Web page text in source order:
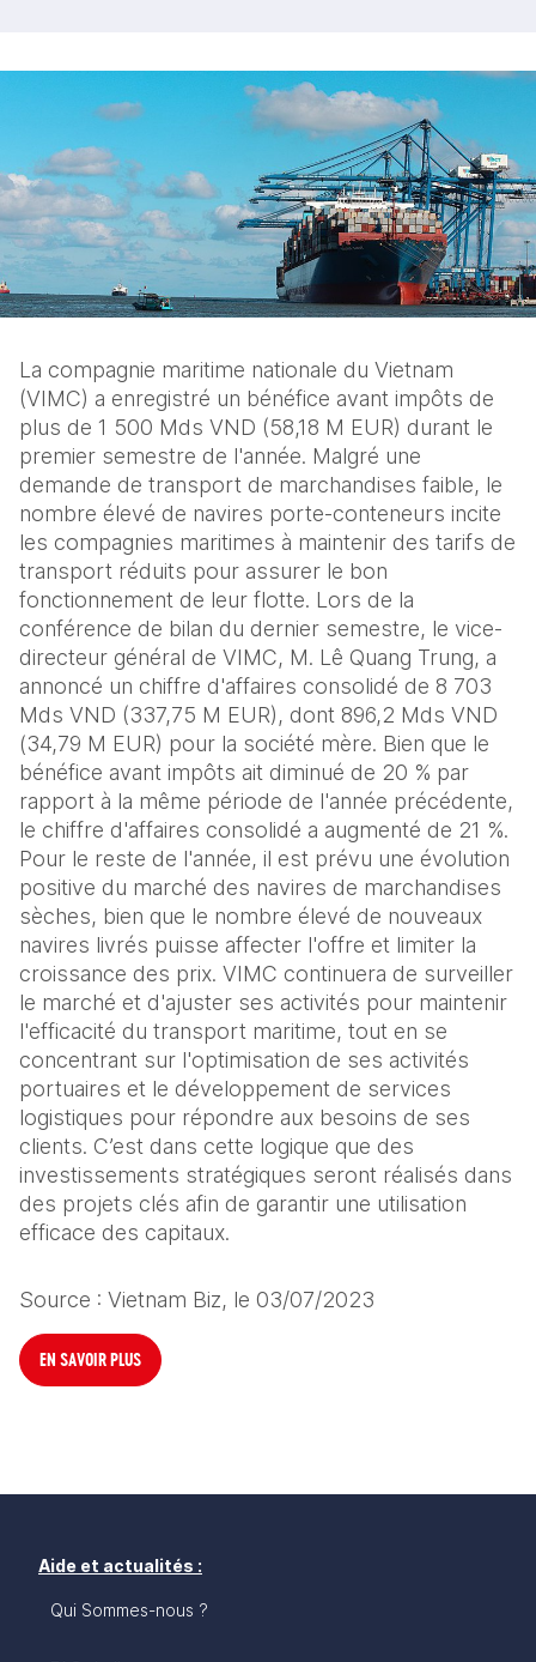
La compagnie maritime nationale du Vietnam
(VIMC) a enregistré un bénéfice avant impôts de
plus de 1 500 Mds VND (58,18 M EUR) durant le
premier semestre de l'année. Malgré une
demande de transport de marchandises faible, le
nombre élevé de navires porte-conteneurs incite
les compagnies maritimes à maintenir des tarifs de
transport réduits pour assurer le bon
fonctionnement de leur flotte. Lors de la
conférence de bilan du dernier semestre, le vice-
directeur général de VIMC, M. Lê Quang Trung, a
annoncé un chiffre d'affaires consolidé de 8 703
Mds VND (337,75 M EUR), dont 896,2 Mds VND
(34,79 M EUR) pour la société mère. Bien que le
bénéfice avant impôts ait diminué de 20 % par
rapport à la même période de l'année précédente,
le chiffre d'affaires consolidé a augmenté de 21 %.
Pour le reste de l'année, il est prévu une évolution
positive du marché des navires de marchandises
sèches, bien que le nombre élevé de nouveaux
navires livrés puisse affecter l'offre et limiter la
croissance des prix. VIMC continuera de surveiller
le marché et d'ajuster ses activités pour maintenir
l'efficacité du transport maritime, tout en se
concentrant sur l'optimisation de ses activités
portuaires et le développement de services
logistiques pour répondre aux besoins de ses
clients. C’est dans cette logique que des
investissements stratégiques seront réalisés dans
des projets clés afin de garantir une utilisation
efficace des capitaux.
Source : Vietnam Biz, le 03/07/2023
EN SAVOIR PLUS
Aide et actualités :
Qui Sommes-nous ?